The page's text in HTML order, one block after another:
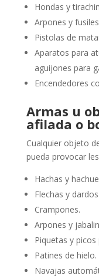
Hondas y
Arpones y
Pistolas de
Aparatos para
aguijones para
Encendedores
Armas u
afilada o
Cualquier objeto
pueda provocar
Hachas y
Flechas y dardos.
Crampones.
Arpones y
Piquetas y picos
Patines de hielo.
Navajas